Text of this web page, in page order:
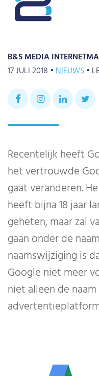
B&S MEDIA
17 JULI 2018 •NIEUWS•
Recentelijk heeft
het vertrouwde
gaat veranderen.
heeft bijna 18 jaar
geheten, maar zal
gaan onder de naam
naamswijziging is
Google niet meer
niet alleen de